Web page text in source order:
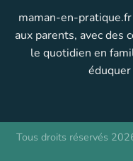
maman-en-
aux parents, avec des
le quotidien en
Tous droits réservés